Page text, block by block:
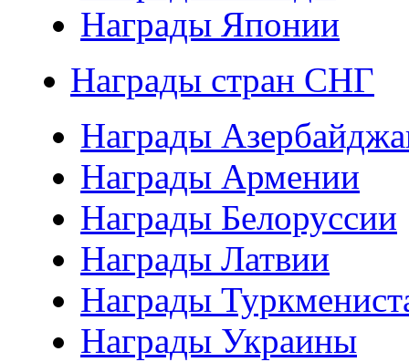
Награды Японии
Награды стран СНГ
Награды
Награды Армении
Награды Белоруссии
Награды Латвии
Награды
Награды Украины